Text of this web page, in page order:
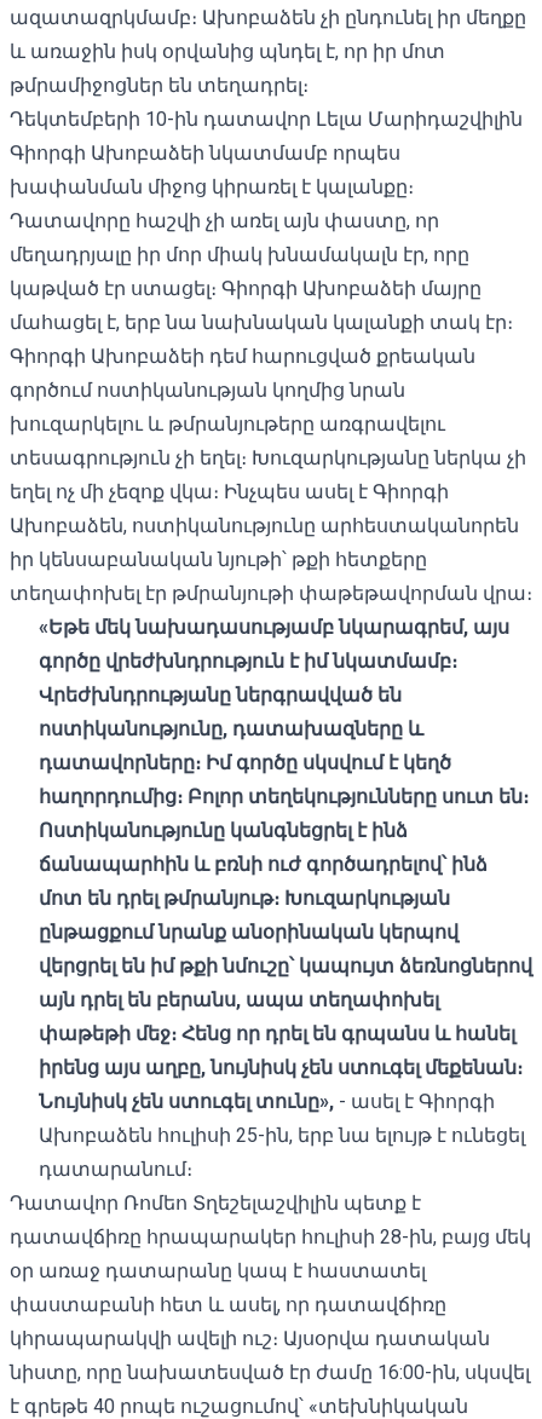
ազատազրկմամբ։ Ախոբաձեն չի ընդունել իր մեղքը
և առաջին իսկ օրվանից պնդել է, որ իր մոտ
թմրամիջոցներ են տեղադրել։
Դեկտեմբերի 10-ին դատավոր Լելա Մարիդաշվիլին
Գիորգի Ախոբաձեի նկատմամբ որպես
խափանման միջոց կիրառել է կալանքը։
Դատավորը հաշվի չի առել այն փաստը, որ
մեղադրյալը իր մոր միակ խնամակալն էր, որը
կաթված էր ստացել։ Գիորգի Ախոբաձեի մայրը
մահացել է, երբ նա նախնական կալանքի տակ էր։
Գիորգի Ախոբաձեի դեմ հարուցված քրեական
գործում ոստիկանության կողմից նրան
խուզարկելու և թմրանյութերը առգրավելու
տեսագրություն չի եղել։ Խուզարկությանը ներկա չի
եղել ոչ մի չեզոք վկա։ Ինչպես ասել է Գիորգի
Ախոբաձեն, ոստիկանությունը արհեստականորեն
իր կենսաբանական նյութի՝ թքի հետքերը
տեղափոխել էր թմրանյութի փաթեթավորման վրա։
«Եթե մեկ նախադասությամբ նկարագրեմ, այս
գործը վրեժխնդրություն է իմ նկատմամբ։
Վրեժխնդրությանը ներգրավված են
ոստիկանությունը, դատախազները և
դատավորները։ Իմ գործը սկսվում է կեղծ
հաղորդումից։ Բոլոր տեղեկությունները սուտ են։
Ոստիկանությունը կանգնեցրել է ինձ
ճանապարհին և բռնի ուժ գործադրելով՝ ինձ
մոտ են դրել թմրանյութ։ Խուզարկության
ընթացքում նրանք անօրինական կերպով
վերցրել են իմ թքի նմուշը՝ կապույտ ձեռնոցներով
այն դրել են բերանս, ապա տեղափոխել
փաթեթի մեջ։ Հենց որ դրել են գրպանս և հանել
իրենց այս աղբը, նույնիսկ չեն ստուգել մեքենան։
Նույնիսկ չեն ստուգել տունը», - ասել է Գիորգի
Ախոբաձեն հուլիսի 25-ին, երբ նա ելույթ է ունեցել
դատարանում։
Դատավոր Ռոմեո Տղեշելաշվիլին պետք է
դատավճիռը հրապարակեր հուլիսի 28-ին, բայց մեկ
օր առաջ դատարանը կապ է հաստատել
փաստաբանի հետ և ասել, որ դատավճիռը
կհրապարակվի ավելի ուշ։ Այսօրվա դատական
նիստը, որը նախատեսված էր ժամը 16:00-ին, սկսվել
է գրեթե 40 րոպե ուշացումով՝ «տեխնիկական